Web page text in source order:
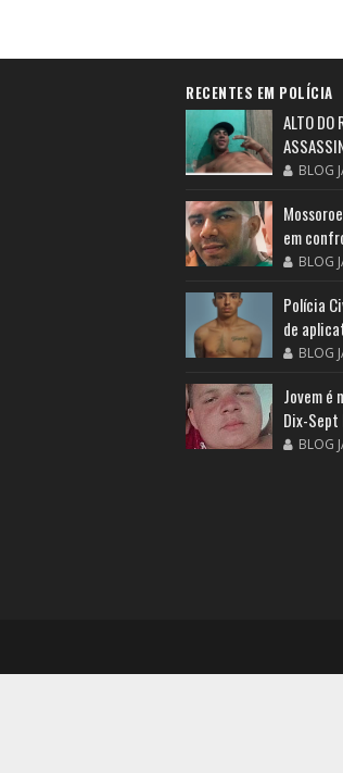
RECENTES EM POLÍCIA
ALTO DO
BLOG
em
BLOG
Polícia
de
BLOG
Jovem é
Dix-Sept
BLOG